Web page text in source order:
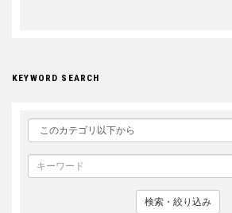
KEYWORD SEARCH
検索・絞り込み